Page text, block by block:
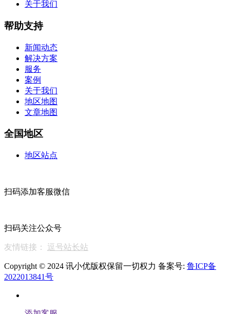
关于我们
帮助支持
新闻动态
解决方案
服务
案例
关于我们
地区地图
文章地图
全国地区
地区站点
扫码添加客服微信
扫码关注公众号
友情链接： 逗号站长站
Copyright © 2024 讯小优版权保留一切权力 备案号: 鲁ICP备
2022013841号